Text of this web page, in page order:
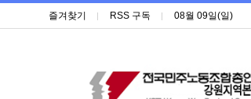
즐겨찾기 RSS 구독 08월 09일(일)